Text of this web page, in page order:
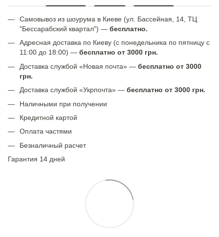
Самовывоз из шоурума в Киеве (ул. Бассейная, 14, ТЦ
"Бессарабский квартал") — бесплатно.
Адресная доставка по Киеву (с понедельника по пятницу с
11:00 до 18:00) — бесплатно от 3000 грн.
Доставка службой «Новая почта» — бесплатно от 3000
грн.
Доставка службой «Укрпочта» — бесплатно от 3000 грн.
Наличными при получении
Кредитной картой
Оплата частями
Безналичный расчет
Гарантия 14 дней